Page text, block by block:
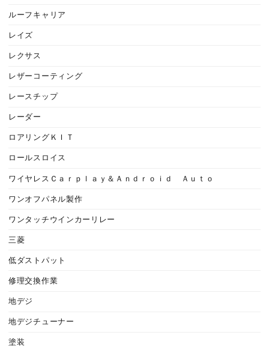
ルーフキャリア
レイズ
レクサス
レザーコーティング
レースチップ
レーダー
ロアリングＫＩＴ
ロールスロイス
ワイヤレスＣａｒｐｌａｙ＆Ａｎｄｒｏｉｄ Ａｕｔｏ
ワンオフパネル製作
ワンタッチウインカーリレー
三菱
低ダストパット
修理交換作業
地デジ
地デジチューナー
塗装